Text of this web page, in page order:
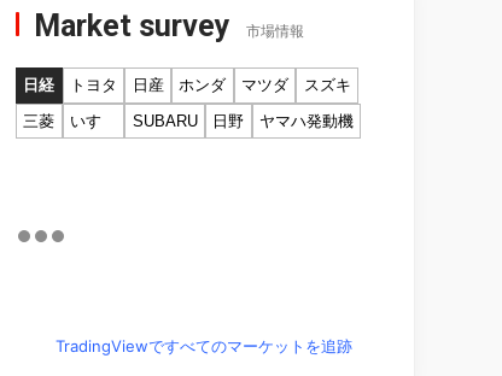
Market survey 市場情報
日経 トヨタ 日産 ホンダ マツダ
スズキ
三菱
いすゞ SUBARU 日野 ヤマハ発動機
TradingViewですべてのマーケットを追跡